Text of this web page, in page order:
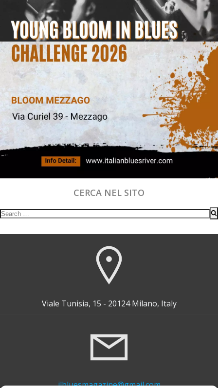
CERCA NEL SITO
Search
Viale Tunisia, 15 - 20124 Milano, Italy
ilbluesmagazine@gmail.com